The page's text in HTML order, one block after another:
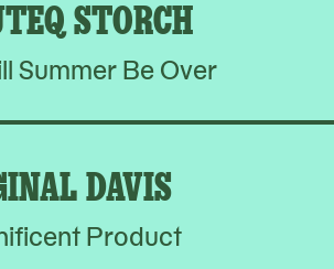
STORCH
Summer Be Over
DAVIS
Product